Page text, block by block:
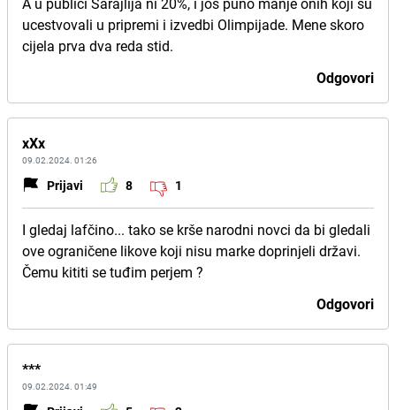
ucestvovali u pripremi i izvedbi Olimpijade. Mene skoro
cijela prva dva reda stid.
Odgovori
xXx
09.02.2024. 01:26
Prijavi 8 1
I gledaj lafčino... tako se krše narodni novci da bi gledali
ove ograničene likove koji nisu marke doprinjeli državi.
Čemu kititi se tuđim perjem ?
Odgovori
***
09.02.2024. 01:49